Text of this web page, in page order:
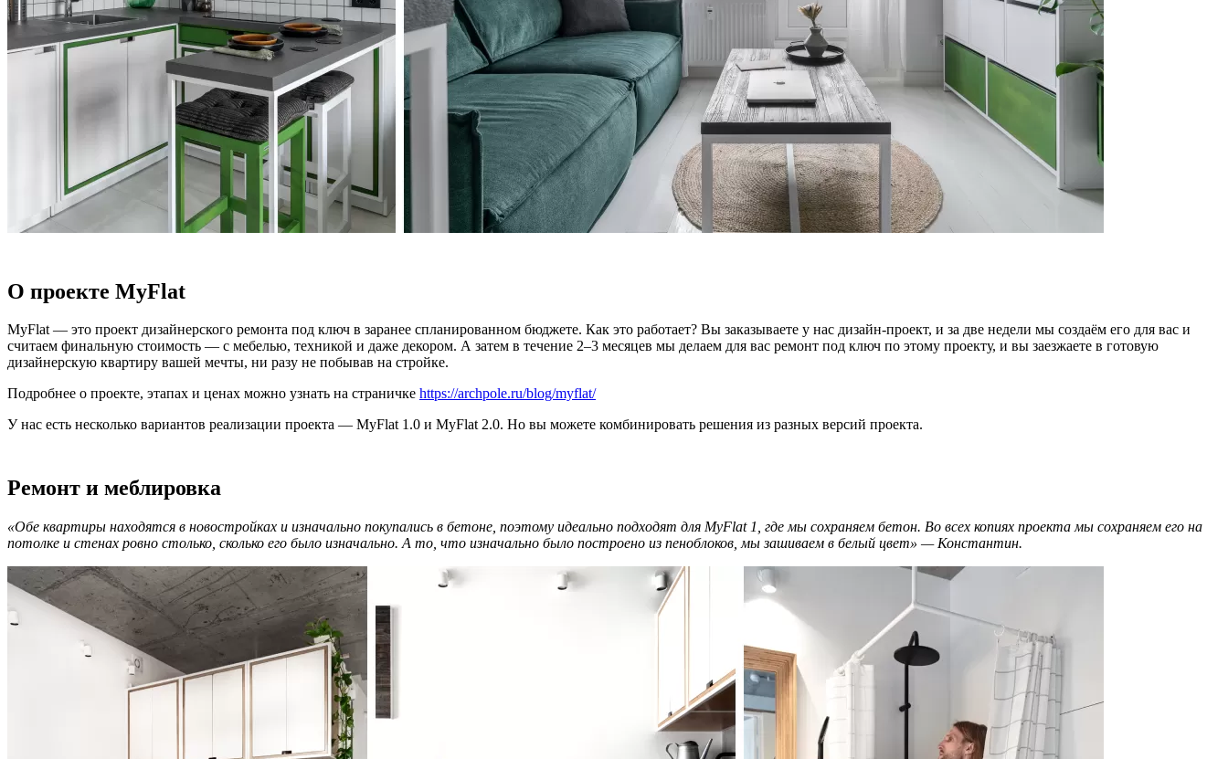
О проекте MyFlat
MyFlat — это проект дизайнерского ремонта под ключ в заранее спланированном бюджете. Как это работает? Вы заказываете у нас дизайн-проект, и за две недели мы создаём его для вас и
считаем финальную стоимость — с мебелью, техникой и даже декором. А затем в течение 2–3 месяцев мы делаем для вас ремонт под ключ по этому проекту, и вы заезжаете в готовую
дизайнерскую квартиру вашей мечты, ни разу не побывав на стройке.
Подробнее о проекте, этапах и ценах можно узнать на страничке https://archpole.ru/blog/myflat/
У нас есть несколько вариантов реализации проекта — MyFlat 1.0 и MyFlat 2.0. Но вы можете комбинировать решения из разных версий проекта.
Ремонт и меблировка
«Обе квартиры находятся в новостройках и изначально покупались в бетоне, поэтому идеально подходят для MyFlat 1, где мы сохраняем бетон. Во всех копиях проекта мы сохраняем его на
потолке и стенах ровно столько, сколько его было изначально. А то, что изначально было построено из пеноблоков, мы зашиваем в белый цвет» — Константин.